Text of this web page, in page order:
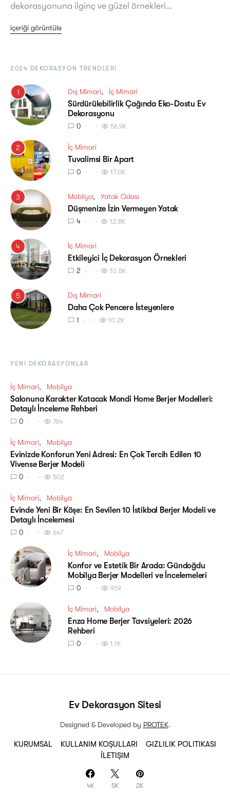
dekorasyonuna ilginç ve güzel örnekleri…
içeriği görüntüle
2024 DEKORASYON TRENDLERI
1 Dış Mimari İç Mimari
Sürdürülebilirlik Çağında Eko-Dostu Ev
Dekorasyonu
0 56.9K
2 İç Mimari
Tuvalimsi Bir Apart
0 17.0K
3 Mobilya Yatak Odası
Düşmenize İzin Vermeyen Yatak
4 12.8K
4 İç Mimari
Etkileyici İç Dekorasyon Örnekleri
2 10.8K
5 Dış Mimari
Daha Çok Pencere İsteyenlere
1 10.2K
YENI DEKORASYONLAR
İç Mimari Mobilya
Salonuna Karakter Katacak Mondi Home Berjer Modelleri:
Detaylı İnceleme Rehberi
0 764
İç Mimari Mobilya
Evinizde Konforun Yeni Adresi: En Çok Tercih Edilen 10
Vivense Berjer Modeli
0 502
İç Mimari Mobilya
Evinde Yeni Bir Köşe: En Sevilen 10 İstikbal Berjer Modeli ve
Detaylı İncelemesi
0 647
İç Mimari Mobilya
Konfor ve Estetik Bir Arada: Gündoğdu
Mobilya Berjer Modelleri ve İncelemeleri
0 959
İç Mimari Mobilya
Enza Home Berjer Tavsiyeleri: 2026
Rehberi
0 1.1K
KURUMSAL KULLANIM KOŞULLARI
GIZLILIK POLITIKASI
İLETIŞIM
4K 5K 2K
Ev Dekorasyon Sitesi
Designed & Developed by PROTEK.